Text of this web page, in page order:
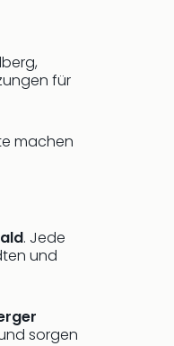
für
machen
. Jede
und
sorgen